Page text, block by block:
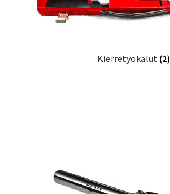
Kierretyökalut (2)